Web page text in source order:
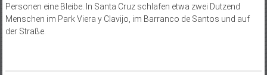
Personen eine Bleibe. In Santa Cruz schlafen etwa zwei Dutzend
Menschen im Park Viera y Clavijo, im Barranco de Santos und auf
der Straße.